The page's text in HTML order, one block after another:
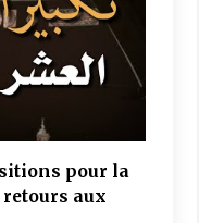
pour la
aux